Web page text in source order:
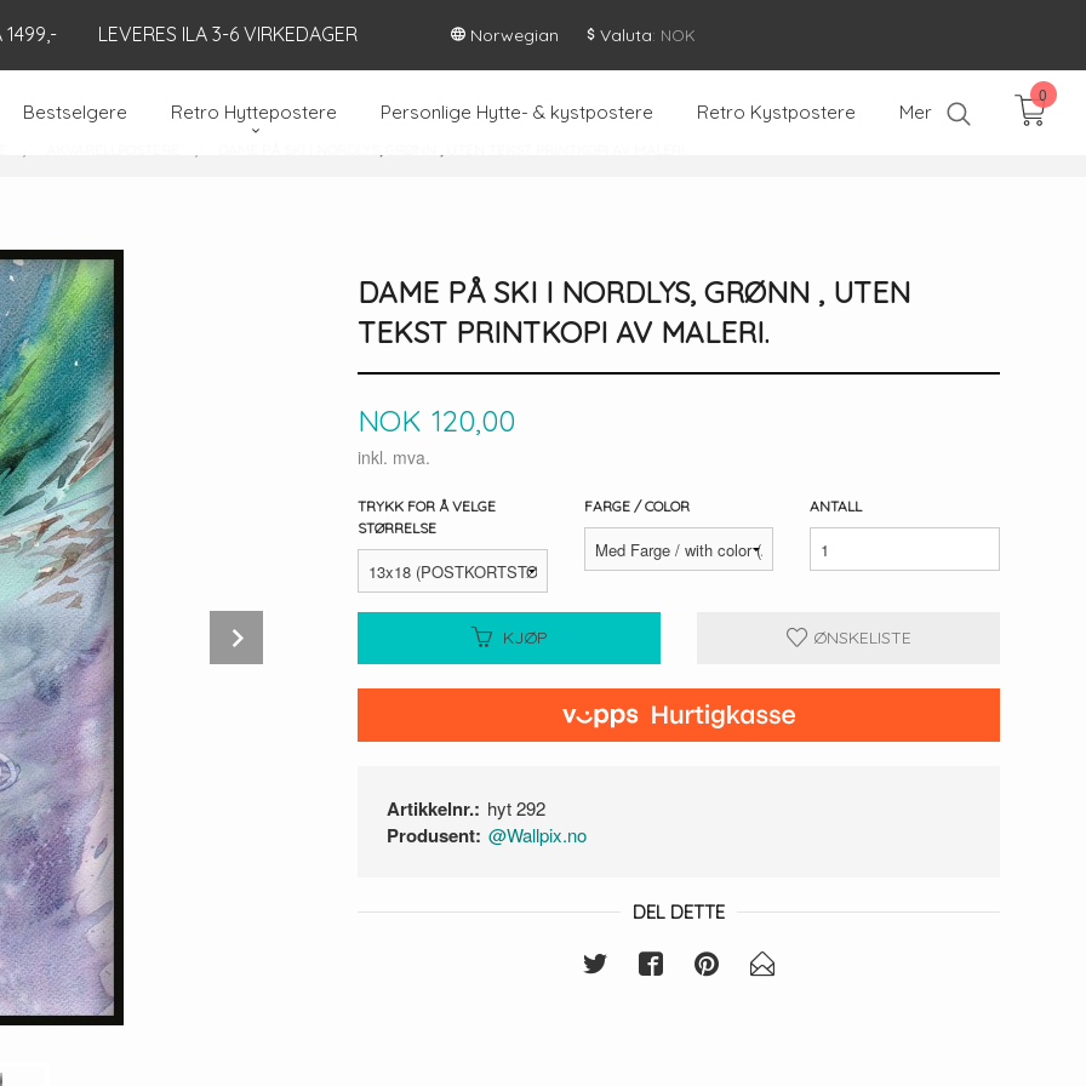
1499,- LEVERES ILA 3-6 VIRKEDAGER Norwegian Valuta: NOK
Bestselgere Retro Hyttepostere Personlige Hytte- & kystpostere Retro Kystpostere Mer
0
DAME PÅ SKI I NORDLYS, GRØNN , UTEN
TEKST PRINTKOPI AV MALERI.
Pris
NOK 120,00
inkl. mva.
TRYKK FOR Å VELGE
STØRRELSE
FARGE / COLOR ANTALL
KJØP ØNSKELISTE
Artikkelnr.: hyt 292
Produsent: @Wallpix.no
DEL DETTE